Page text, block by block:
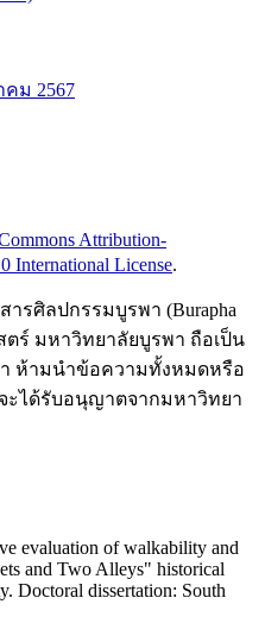
ม 2567
Attribution-
International License.
รศิลปกรรมบูรพา (Burapha
ตร์ มหาวิทยาลัยบูรพา ถือเป็น
ห้ามนำข้อความทั้งหมดหรือ
ะได้รับอนุญาตจากมหาวิทยา
evaluation of walkability and
and Two Alleys" historical
Doctoral dissertation: South